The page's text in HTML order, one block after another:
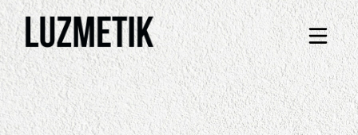
TARIFAS
PREGUNTAS FRECUENTES
CONTACTO